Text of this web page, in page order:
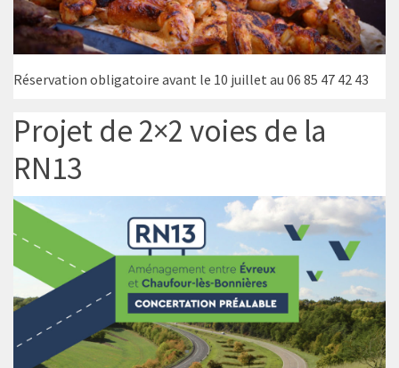
Réservation obligatoire avant le 10 juillet au 06 85 47 42 43
Projet de 2×2 voies de la
RN13